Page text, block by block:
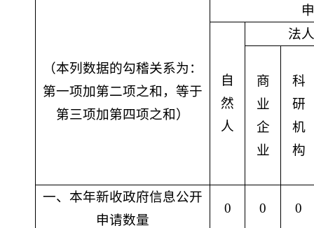
（本列数据的勾稽关系为：
第一项加第二项之和，等于
第三项加第四项之和）
自
然
人
法
商
业
企
业
科
研
机
构
一、本年新收政府信息公开
申请数量
0 0 0